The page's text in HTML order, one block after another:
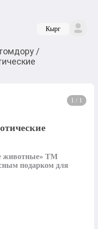
Кырг
/
1 / 1
животные» ТМ
подарком для